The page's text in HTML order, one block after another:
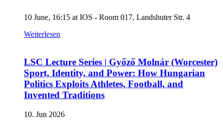
10 June, 16:15 at IOS - Room 017, Landshuter Str. 4
Weiterlesen
LSC Lecture Series | Győző Molnár (Worcester)
Sport, Identity, and Power: How Hungarian
Politics Exploits Athletes, Football, and
Invented Traditions
10. Jun 2026